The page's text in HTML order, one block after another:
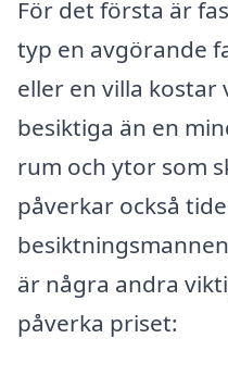
För det första är
typ en avgörande
eller en villa
besiktiga än en
rum och ytor som
påverkar också
är några andra
påverka priset: